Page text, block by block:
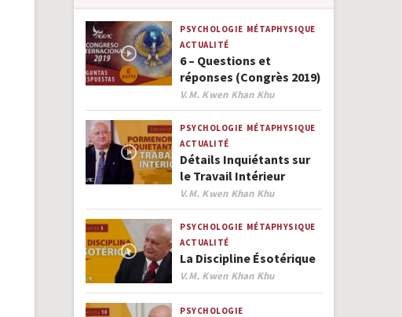
PSYCHOLOGIE MÉTAPHYSIQUE
ACTUALITÉ
6 – Questions et
réponses (Congrès 2019)
Author
V.M. Kwen Khan Khu
PSYCHOLOGIE MÉTAPHYSIQUE
ACTUALITÉ
Détails Inquiétants sur
le Travail Intérieur
Author
V.M. Kwen Khan Khu
PSYCHOLOGIE MÉTAPHYSIQUE
ACTUALITÉ
La Discipline Ésotérique
Author
V.M. Kwen Khan Khu
PSYCHOLOGIE